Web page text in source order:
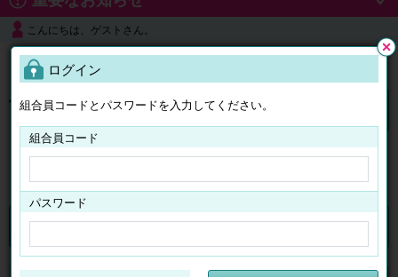
こんにちは、ゲストさん。
よくある質問
ログイン
チケット マイページ
ログイン
組合員コードとパスワードを入力してください。
組合員コード
パスワード